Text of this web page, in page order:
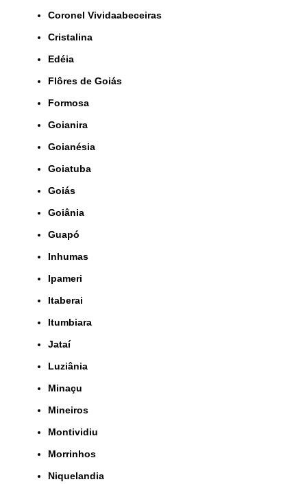
Coronel Vividaabeceiras
Cristalina
Edéia
Flôres de Goiás
Formosa
Goianira
Goianésia
Goiatuba
Goiás
Goiânia
Guapó
Inhumas
Ipameri
Itaberai
Itumbiara
Jataí
Luziânia
Minaçu
Mineiros
Montividiu
Morrinhos
Niquelandia